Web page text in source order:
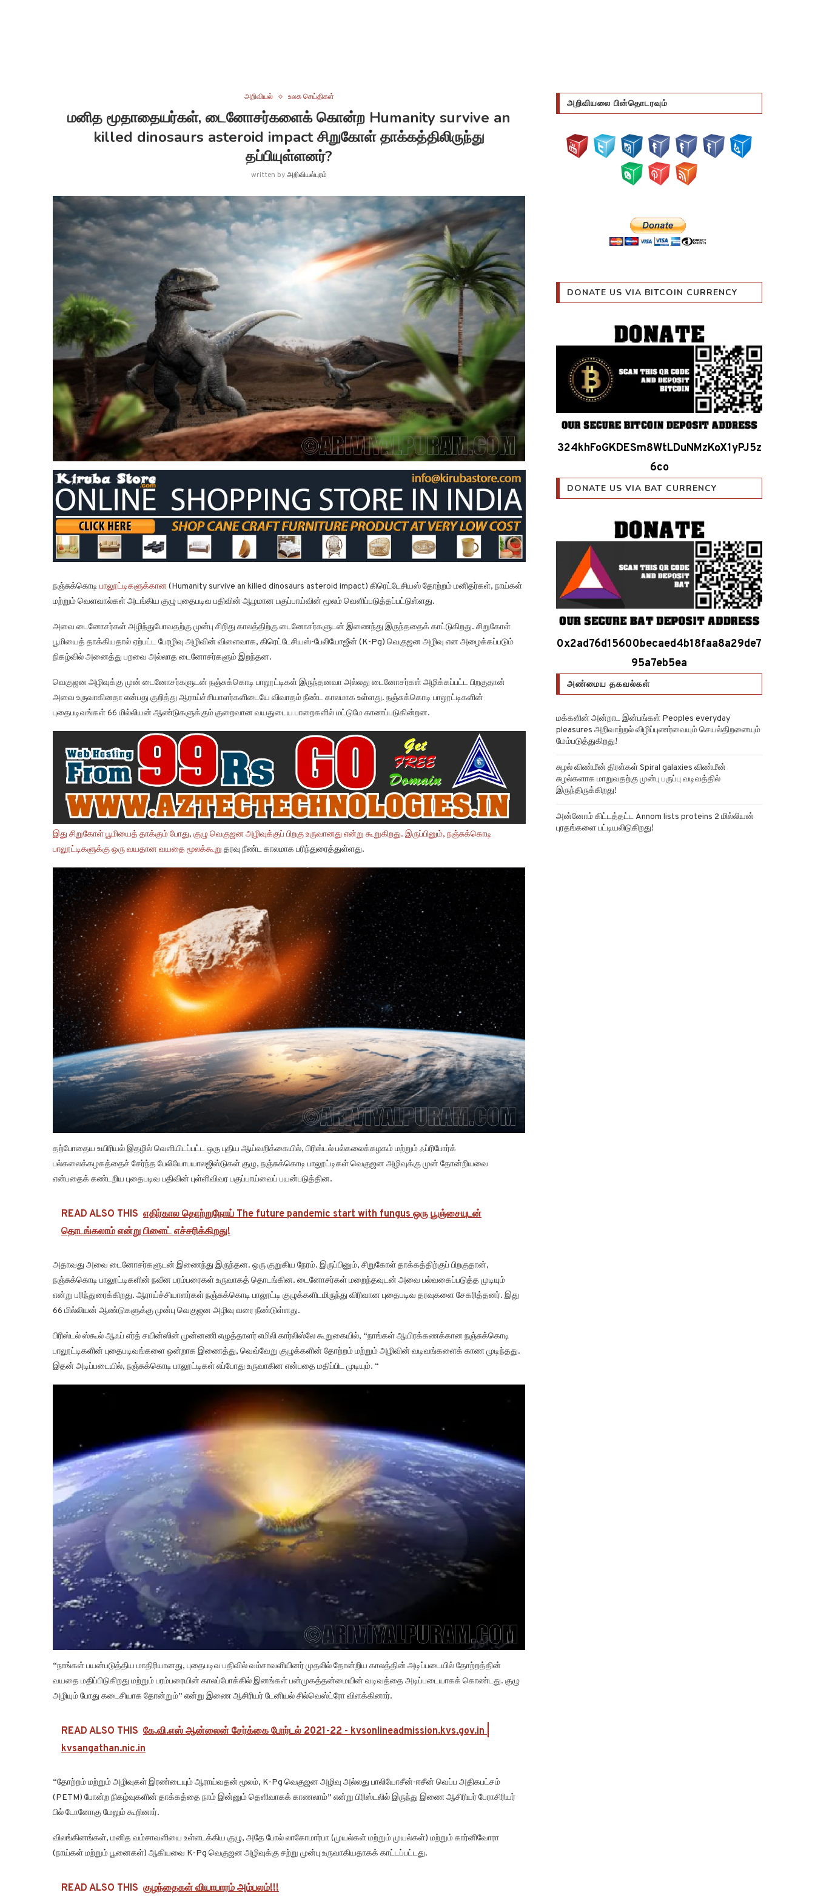
அறிவியல் உலக செய்திகள்
மனித மூதாதையர்கள், டைனோசர்களைக் கொன்ற Humanity survive an
killed dinosaurs asteroid impact சிறுகோள் தாக்கத்திலிருந்து
தப்பியுள்ளனர்?
written byஅறிவியல்புரம்
நஞ்சுக்கொடி பாலூட்டிகளுக்கான (Humanity survive an killed dinosaurs asteroid impact) கிரெட்டேசியஸ் தோற்றம் மனிதர்கள், நாய்கள்
மற்றும் வெளவால்கள் அடங்கிய குழு புதைபடிவ பதிவின் ஆழமான பகுப்பாய்வின் மூலம் வெளிப்படுத்தப்பட்டுள்ளது.
அவை டைனோசர்கள் அழிந்துபோவதற்கு முன்பு சிறிது காலத்திற்கு டைனோசர்களுடன் இணைந்து இருந்ததைக் காட்டுகிறது. சிறுகோள்
பூமியைத் தாக்கியதால் ஏற்பட்ட பேரழிவு அழிவின் விளைவாக, கிரெட்டேசியஸ்-பேலியோஜீன் (K-Pg) வெகுஜன அழிவு என அழைக்கப்படும்
நிகழ்வில் அனைத்து பறவை அல்லாத டைனோசர்களும் இறந்தன.
வெகுஜன அழிவுக்கு முன் டைனோசர்களுடன் நஞ்சுக்கொடி பாலூட்டிகள் இருந்தனவா அல்லது டைனோசர்கள் அழிக்கப்பட்ட பிறகுதான்
அவை உருவாகினதா என்பது குறித்து ஆராய்ச்சியாளர்களிடையே விவாதம் நீண்ட காலமாக உள்ளது. நஞ்சுக்கொடி பாலூட்டிகளின்
புதைபடிவங்கள் 66 மில்லியன் ஆண்டுகளுக்கும் குறைவான வயதுடைய பாறைகளில் மட்டுமே காணப்படுகின்றன.
இது சிறுகோள் பூமியைத் தாக்கும் போது, குழு வெகுஜன அழிவுக்குப் பிறகு உருவானது என்று கூறுகிறது. இருப்பினும், நஞ்சுக்கொடி
பாலூட்டிகளுக்கு ஒரு வயதான வயதை மூலக்கூறு தரவு நீண்ட காலமாக பரிந்துரைத்துள்ளது.
தற்போதைய உயிரியல் இதழில் வெளியிடப்பட்ட ஒரு புதிய ஆய்வறிக்கையில், பிரிஸ்டல் பல்கலைக்கழகம் மற்றும் ஃப்ரிபோர்க்
பல்கலைக்கழகத்தைச் சேர்ந்த பேலியோபயாலஜிஸ்டுகள் குழு, நஞ்சுக்கொடி பாலூட்டிகள் வெகுஜன அழிவுக்கு முன் தோன்றியவை
என்பதைக் கண்டறிய புதைபடிவ பதிவின் புள்ளிவிவர பகுப்பாய்வைப் பயன்படுத்தின.
READ ALSO THIS எதிர்கால தொற்றுநோய் The future pandemic start with fungus ஒரு பூஞ்சையுடன்
தொடங்கலாம் என்று பிளைட் எச்சரிக்கிறது!
அதாவது அவை டைனோசர்களுடன் இணைந்து இருந்தன. ஒரு குறுகிய நேரம். இருப்பினும், சிறுகோள் தாக்கத்திற்குப் பிறகுதான்,
நஞ்சுக்கொடி பாலூட்டிகளின் நவீன பரம்பரைகள் உருவாகத் தொடங்கின. டைனோசர்கள் மறைந்தவுடன் அவை பல்வகைப்படுத்த முடியும்
என்று பரிந்துரைக்கிறது. ஆராய்ச்சியாளர்கள் நஞ்சுக்கொடி பாலூட்டி குழுக்களிடமிருந்து விரிவான புதைபடிவ தரவுகளை சேகரித்தனர். இது
66 மில்லியன் ஆண்டுகளுக்கு முன்பு வெகுஜன அழிவு வரை நீண்டுள்ளது.
பிரிஸ்டல் ஸ்கூல் ஆஃப் எர்த் சயின்ஸின் முன்னணி எழுத்தாளர் எமிலி கார்லிஸ்லே கூறுகையில், “நாங்கள் ஆயிரக்கணக்கான நஞ்சுக்கொடி
பாலூட்டிகளின் புதைபடிவங்களை ஒன்றாக இணைத்து, வெவ்வேறு குழுக்களின் தோற்றம் மற்றும் அழிவின் வடிவங்களைக் காண முடிந்தது.
இதன் அடிப்படையில், நஞ்சுக்கொடி பாலூட்டிகள் எப்போது உருவாகின என்பதை மதிப்பிட முடியும். “
“நாங்கள் பயன்படுத்திய மாதிரியானது, புதைபடிவ பதிவில் வம்சாவளியினர் முதலில் தோன்றிய காலத்தின் அடிப்படையில் தோற்றத்தின்
வயதை மதிப்பிடுகிறது மற்றும் பரம்பரையின் காலப்போக்கில் இனங்கள் பன்முகத்தன்மையின் வடிவத்தை அடிப்படையாகக் கொண்டது. குழு
அழியும் போது கடைசியாக தோன்றும்” என்று இணை ஆசிரியர் டேனியல் சில்வெஸ்ட்ரோ விளக்கினார்.
READ ALSO THIS கே.வி.எஸ் ஆன்லைன் சேர்க்கை போர்டல் 2021-22 - kvsonlineadmission.kvs.gov.in |
kvsangathan.nic.in
“தோற்றம் மற்றும் அழிவுகள் இரண்டையும் ஆராய்வதன் மூலம், K-Pg வெகுஜன அழிவு அல்லது பாலியோசீன்-ஈசீன் வெப்ப அதிகபட்சம்
(PETM) போன்ற நிகழ்வுகளின் தாக்கத்தை நாம் இன்னும் தெளிவாகக் காணலாம்” என்று பிரிஸ்டலில் இருந்து இணை ஆசிரியர் பேராசிரியர்
பில் டோனோகு மேலும் கூறினார்.
விலங்கினங்கள், மனித வம்சாவளியை உள்ளடக்கிய குழு, அதே போல் லாகோமார்பா (முயல்கள் மற்றும் முயல்கள்) மற்றும் கார்னிவோரா
(நாய்கள் மற்றும் பூனைகள்) ஆகியவை K-Pg வெகுஜன அழிவுக்கு சற்று முன்பு உருவாகியதாகக் காட்டப்பட்டது.
READ ALSO THIS குழந்தைகள் வியாபாரம் அம்பலம்!!!
அறிவியலை பின்தொடரவும்
DONATE US VIA BITCOIN CURRENCY
324khFoGKDESm8WtLDuNMzKoX1yPJ5z
6co
DONATE US VIA BAT CURRENCY
0x2ad76d15600becaed4b18faa8a29de7
95a7eb5ea
அண்மைய தகவல்கள்
மக்களின் அன்றாட இன்பங்கள் Peoples everyday
pleasures அறிவாற்றல் விழிப்புணர்வையும் செயல்திறனையும்
மேம்படுத்துகிறது!
சுழல் விண்மீன் திரள்கள் Spiral galaxies விண்மீன்
சுழல்களாக மாறுவதற்கு முன்பு பருப்பு வடிவத்தில்
இருந்திருக்கிறது!
அன்னோம் கிட்டத்தட்ட Annom lists proteins 2 மில்லியன்
புரதங்களை பட்டியலிடுகிறது!